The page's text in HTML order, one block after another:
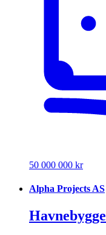
50 000 000 kr
Alpha Projects AS